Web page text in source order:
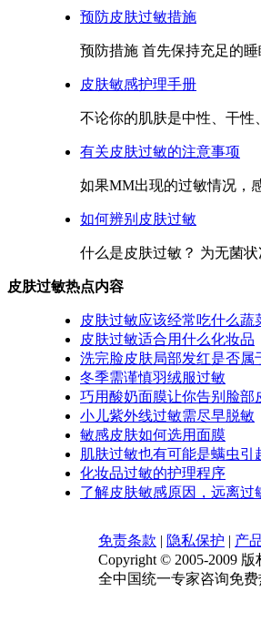
预防皮肤过敏措施
预防措施 首先保持充足的
皮肤敏感护理手册
不论你的肌肤是中性、干性
有关皮肤过敏的注意事项
如果MM出现的过敏情况，
如何辨别皮肤过敏
什么是皮肤过敏？ 为无菌
皮肤过敏热点内容
皮肤过敏应该经常吃什么蔬
皮肤过敏适合用什么化妆品
洗完脸皮肤局部发红是否属
冬季需谨慎羽绒服过敏
巧用酸奶面膜让你告别脸部
小儿紫外线过敏需尽早脱敏
敏感皮肤如何选用面膜
肌肤过敏也有可能是螨虫引
化妆品过敏的护理程序
了解皮肤敏感原因，远离过
免责条款 | 隐私保护 | 产
Copyright © 2005-2009
全中国统一专家咨询免费